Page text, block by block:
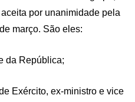
por unanimidade pela
março. São eles:
da República;
Exército, ex-ministro e vice